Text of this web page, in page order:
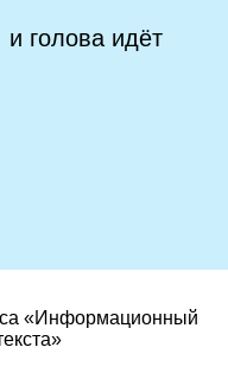
голова идёт
«Информационный